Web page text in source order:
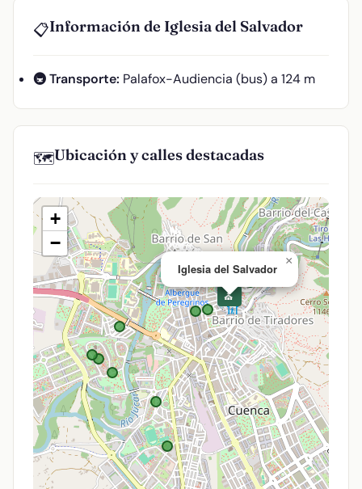
📋Información de Iglesia del Salvador
🚇 Transporte: Palafox-Audiencia (bus) a 124 m
🗺️Ubicación y calles destacadas
⛪
Iglesia del Salvador
×
+
−